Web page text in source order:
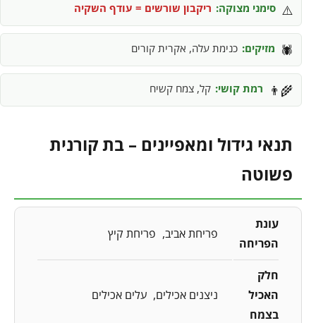
⚠️ סימני מצוקה: ריקבון שורשים = עודף השקיה
🕷️ מזיקים: כנימת עלה, אקרית קורים
👨‍🌾 רמת קושי: קל, צמח קשיח
תנאי גידול ומאפיינים – בת קורנית
פשוטה
עונת
הפריחה
פריחת אביב פריחת קיץ
חלק
האכיל
בצמח
ניצנים אכילים עלים אכילים